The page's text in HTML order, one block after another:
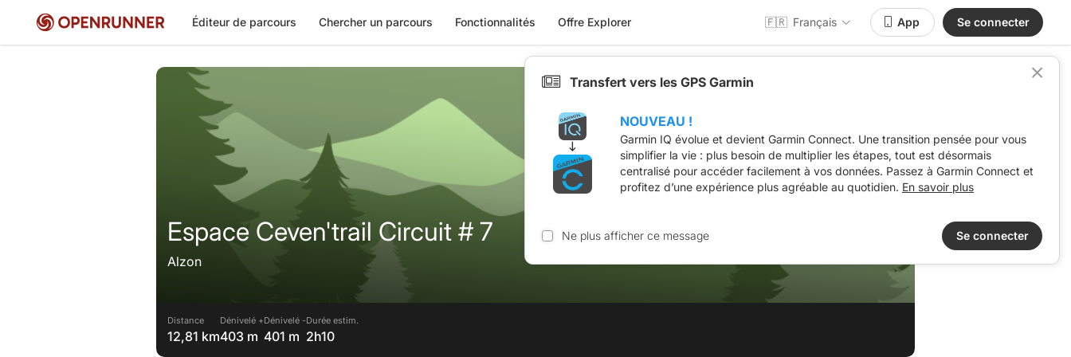
Éditeur de parcours Chercher un parcours Fonctionnalités Offre Explorer 🇫🇷 Français App Se connecter
Espace Ceven'trail Circuit # 7
Alzon
Distance
12,81 km
Dénivelé +
403 m
Dénivelé -
401 m
Durée estim.
2h10
Transfert vers les GPS Garmin
NOUVEAU !
Garmin IQ évolue et devient Garmin Connect. Une transition pensée pour vous
simplifier la vie : plus besoin de multiplier les étapes, tout est désormais
centralisé pour accéder facilement à vos données. Passez à Garmin Connect et
profitez d’une expérience plus agréable au quotidien. En savoir plus
Ne plus afficher ce message Se connecter